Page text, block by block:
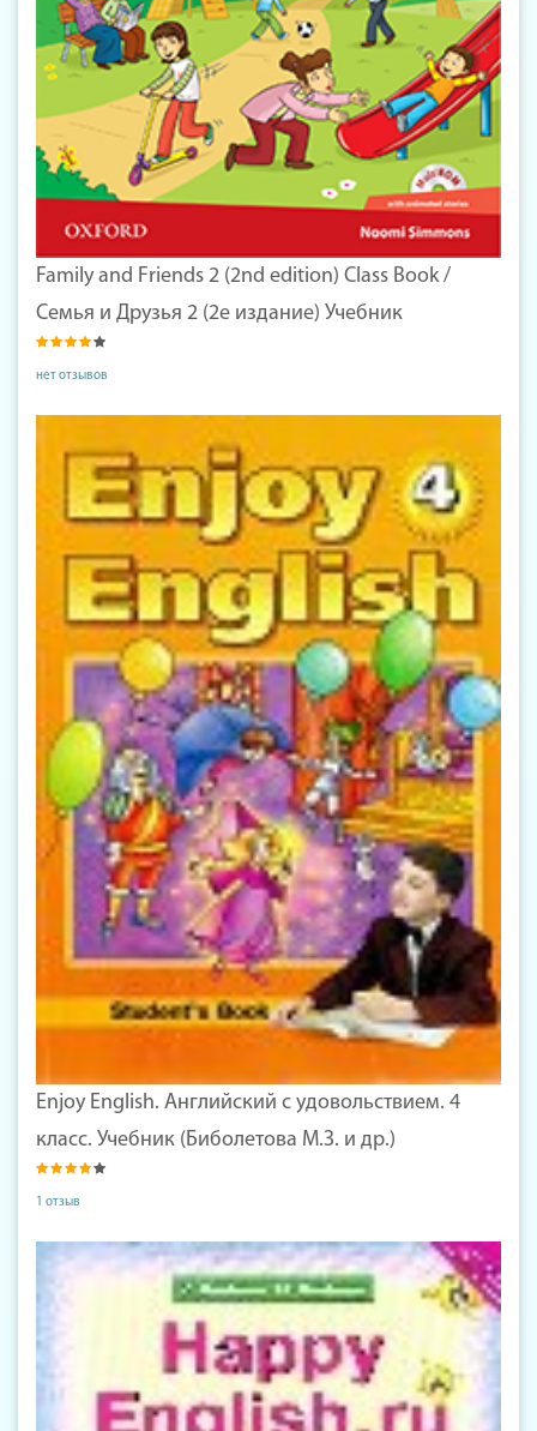
Family and Friends 2 (2nd edition) Class Book /
Семья и Друзья 2 (2е издание) Учебник
нет отзывов
Enjoy English. Английский с удовольствием. 4
класс. Учебник (Биболетова М.З. и др.)
1 отзыв